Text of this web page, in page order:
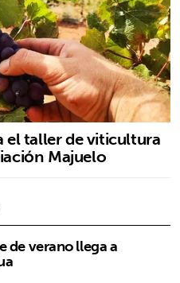
el taller de viticultura
Majuelo
de verano llega a